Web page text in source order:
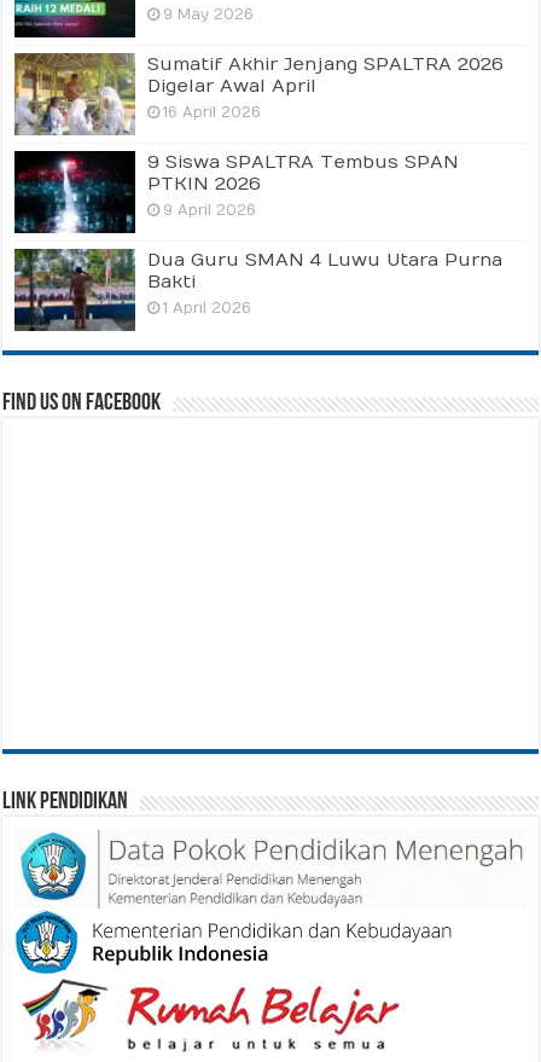
9 May 2026
Sumatif Akhir Jenjang SPALTRA 2026
Digelar Awal April
16 April 2026
9 Siswa SPALTRA Tembus SPAN
PTKIN 2026
9 April 2026
Dua Guru SMAN 4 Luwu Utara Purna
Bakti
1 April 2026
Find us on Facebook
Link Pendidikan